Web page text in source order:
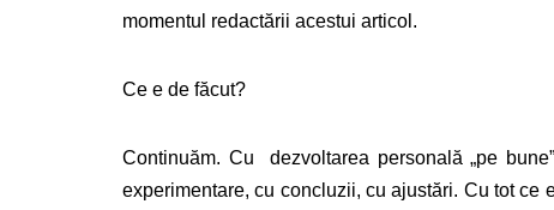
momentul redactării acestui articol.
Ce e de făcut?
Continuăm. Cu dezvoltarea personală „pe
experimentare, cu concluzii, cu ajustări. Cu tot ce